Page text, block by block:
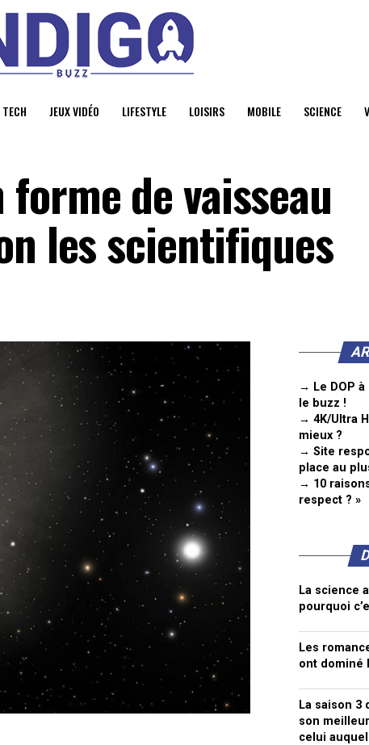
JEUX VIDÉO LIFESTYLE LOISIRS MOBILE SCIENCE
de vaisseau
les scientifiques
→ Le DOP
le buzz !
→ 4K/Ultra
mieux ?
→ Site
place au
→ 10
respect ? »
La science
pourquoi
Les
ont dominé
La saison
son
celui